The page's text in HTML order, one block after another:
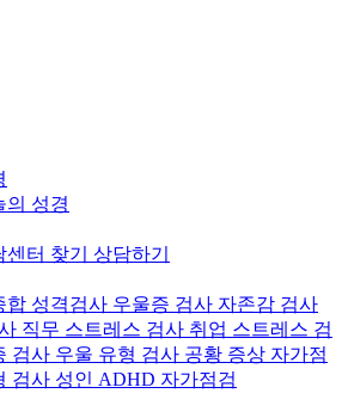
의 성경
센터 찾기 상담하기
합 성격검사 우울증 검사 자존감 검사
직무 스트레스 검사 취업 스트레스 검
검사 우울 유형 검사 공황 증상 자가점
검사 성인 ADHD 자가점검